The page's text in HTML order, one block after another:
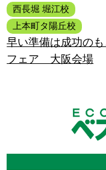
西長堀 堀江校
上本町タ陽丘校
早い準備は成功の
フェア 大阪会場